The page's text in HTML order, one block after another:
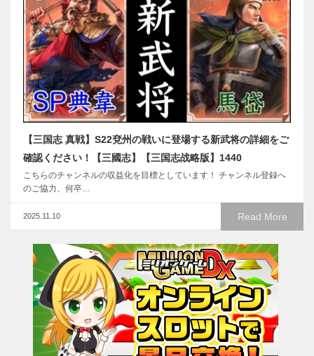
【三国志 真戦】S22兗州の戦いに登場する新武将の詳細をご
確認ください！【三國志】【三国志战略版】1440
こちらのチャンネルの収益化を目標としています！ チャンネル登録へ
のご協力、何卒…
Read More
2025.11.10